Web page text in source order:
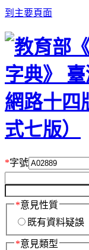
到主要頁面
*字號
*意見性質
既有資料疑誤
*意見類型